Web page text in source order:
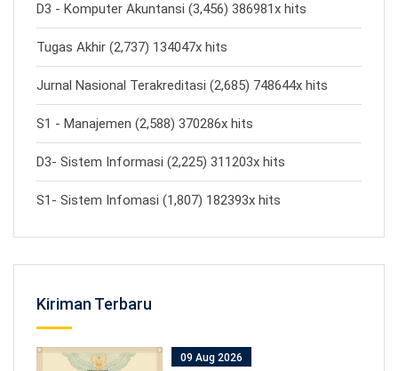
D3 - Komputer Akuntansi (3,456) 386981x hits
Tugas Akhir (2,737) 134047x hits
Jurnal Nasional Terakreditasi (2,685) 748644x hits
S1 - Manajemen (2,588) 370286x hits
D3- Sistem Informasi (2,225) 311203x hits
S1- Sistem Infomasi (1,807) 182393x hits
Kiriman Terbaru
09 Aug 2026